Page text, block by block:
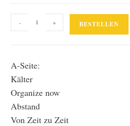
Menge
- + BESTELLEN
A-Seite:
Kälter
Organize now
Abstand
Von Zeit zu Zeit